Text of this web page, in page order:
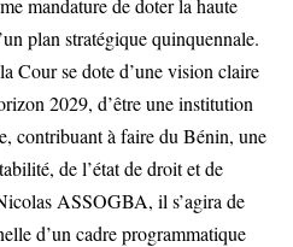
mandature de doter la haute
plan stratégique quinquennale.
Cour se dote d’une vision claire
2029, d’être une institution
contribuant à faire du Bénin, une
de l’état de droit et de
ASSOGBA, il s’agira de
d’un cadre programmatique